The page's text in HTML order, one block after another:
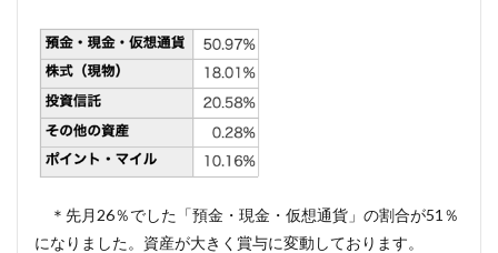
＊先月26％でした「預金・現金・仮想通貨」の割合が51％
になりました。資産が大きく賞与に変動しております。